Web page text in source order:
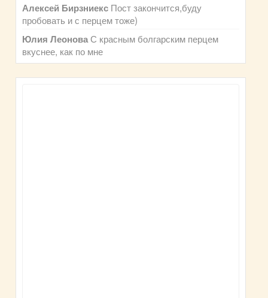
Алексей Бирзниекс Пост закончится,буду
пробовать и с перцем тоже)
Юлия ЛеоноваС красным болгарским перцем
вкуснее, как по мне